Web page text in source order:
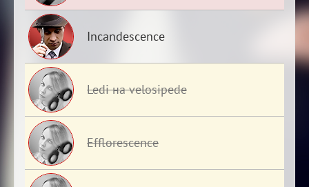
Incandescence
Ledi на velosipede
Efflorescence